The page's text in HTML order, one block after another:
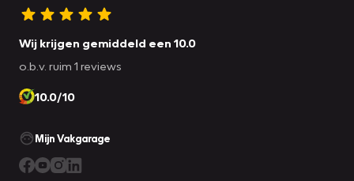
Wij krijgen gemiddeld een 10.0
o.b.v. ruim 1 reviews
10.0/10
Mijn Vakgarage